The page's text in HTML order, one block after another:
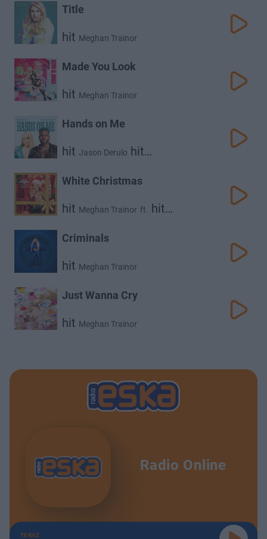
Title
hit Meghan Trainor
Made You Look
hit Meghan Trainor
Hands on Me
hit Jason Derulo hit
White Christmas
hit Meghan Trainor ft. hit
Criminals
hit Meghan Trainor
Just Wanna Cry
hit Meghan Trainor
Radio Online
TERAZ